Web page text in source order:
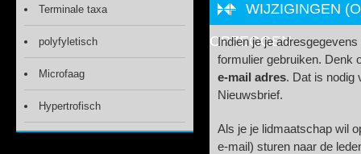
WIJZIGINGEN
OPZEGGEN
Indien je je
formulier gebruiken. Denk
e-mail adres. Dat is nodig
Nieuwsbrief.
Als je je lidmaatschap wil
e-mail) sturen naar de
Terminale taxa
polyfyletisch
Microfaag
Hypertrofisch